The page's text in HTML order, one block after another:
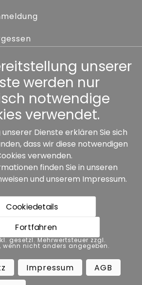
Mehrwertsteuer zzgl.
nicht anders angegeben.
Impressum
AGB
Vertrag widerrufen
unserer
werden nur
notwendige
verwendet.
Dienste erklären Sie sich
dass wir diese notwendigen
verwenden.
finden Sie in unseren
und unserem Impressum.
Cookiedetails
Fortfahren
gesetzl. Mehrwertsteuer zzgl.
wenn nicht anders angegeben.
Impressum
AGB